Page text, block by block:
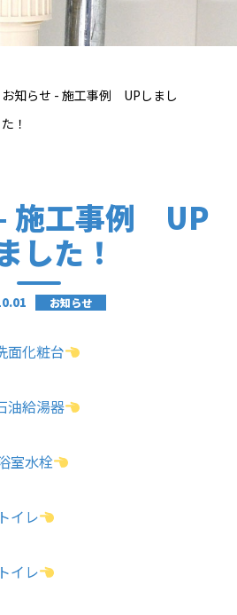
お知らせ - 施工事例 UPしまし
た！
施工事例 UP
した！
お知らせ
面化粧台
油給湯器
室水栓
トイレ
トイレ